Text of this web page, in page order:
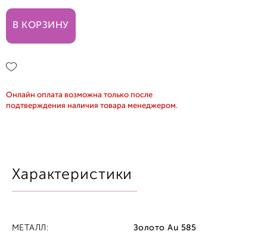
18,5
В КОРЗИНУ
Онлайн оплата возможна только после
подтверждения наличия товара менеджером.
Характеристики
МЕТАЛЛ: Золото Au 585